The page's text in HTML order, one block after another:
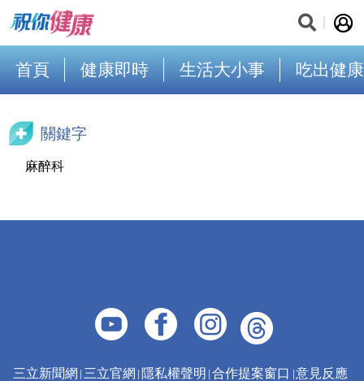
首頁 健康即時 生活大小事 吃出健康
關鍵字
麻醉科
三立新聞網 三立官網 隱私權聲明 合作提案窗口 意見反應